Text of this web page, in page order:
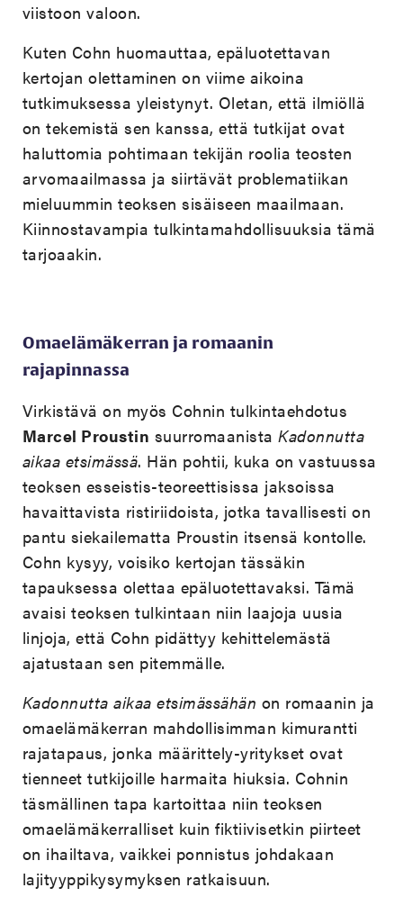
viistoon valoon.
Kuten Cohn huomauttaa, epäluotettavan
kertojan olettaminen on viime aikoina
tutkimuksessa yleistynyt. Oletan, että ilmiöllä
on tekemistä sen kanssa, että tutkijat ovat
haluttomia pohtimaan tekijän roolia teosten
arvomaailmassa ja siirtävät problematiikan
mieluummin teoksen sisäiseen maailmaan.
Kiinnostavampia tulkintamahdollisuuksia tämä
tarjoaakin.
Omaelämäkerran ja romaanin
rajapinnassa
Virkistävä on myös Cohnin tulkintaehdotus
Marcel Proustin suurromaanistaKadonnutta
aikaa etsimässä. Hän pohtii, kuka on vastuussa
teoksen esseistis-teoreettisissa jaksoissa
havaittavista ristiriidoista, jotka tavallisesti on
pantu siekailematta Proustin itsensä kontolle.
Cohn kysyy, voisiko kertojan tässäkin
tapauksessa olettaa epäluotettavaksi. Tämä
avaisi teoksen tulkintaan niin laajoja uusia
linjoja, että Cohn pidättyy kehittelemästä
ajatustaan sen pitemmälle.
Kadonnutta aikaa etsimässähän on romaanin ja
omaelämäkerran mahdollisimman kimurantti
rajatapaus, jonka määrittely-yritykset ovat
tienneet tutkijoille harmaita hiuksia. Cohnin
täsmällinen tapa kartoittaa niin teoksen
omaelämäkerralliset kuin fiktiivisetkin piirteet
on ihailtava, vaikkei ponnistus johdakaan
lajityyppikysymyksen ratkaisuun.